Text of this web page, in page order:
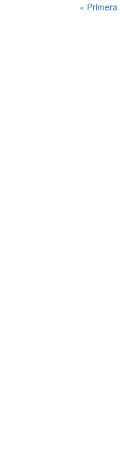
« Primera